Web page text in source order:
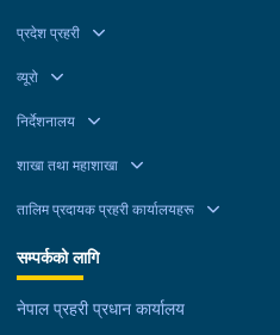
प्रदेश प्रहरी
व्यूरो
निर्देशनालय
शाखा तथा महाशाखा
तालिम प्रदायक प्रहरी कार्यालयहरू
सम्पर्कको लागि
नेपाल प्रहरी प्रधान कार्यालय